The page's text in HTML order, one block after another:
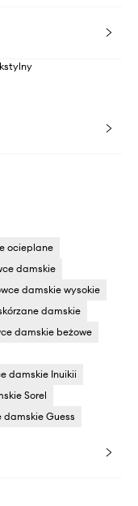
ocieplane
damskie
damskie wysokie
damskie
damskie beżowe
damskie Inuikii
Sorel
damskie Guess